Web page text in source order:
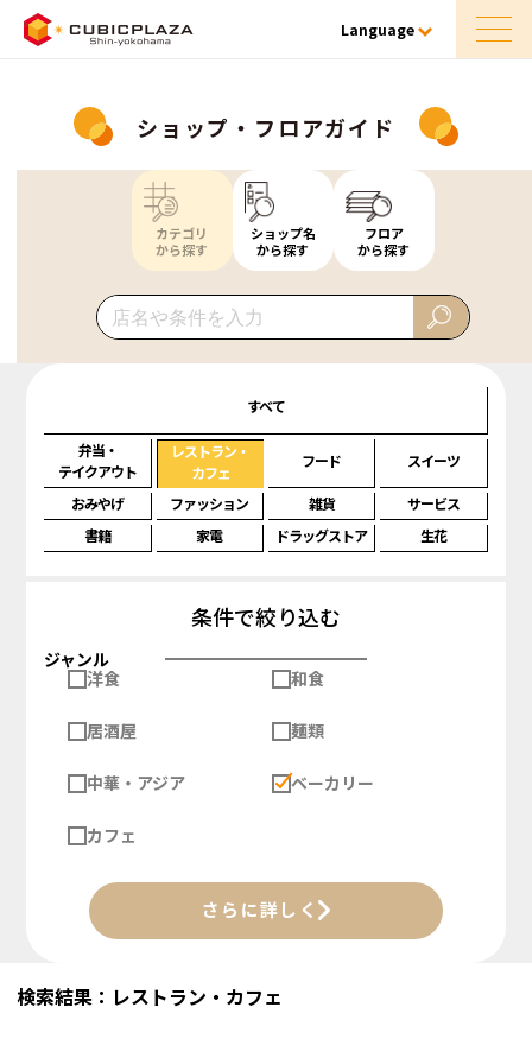
Language
ショップ・フロアガイド
カテゴリ
から探す
ショップ名
から探す
フロア
から探す
すべて
弁当・
テイクアウト
レストラン・
カフェ
フード スイーツ
おみやげ ファッション 雑貨
サービス
書籍
家電 ドラッグストア 生花
条件で絞り込む
ジャンル
洋食
和食
居酒屋 麺類
中華・アジア ベーカリー
カフェ
さらに詳しく
検索結果：レストラン・カフェ